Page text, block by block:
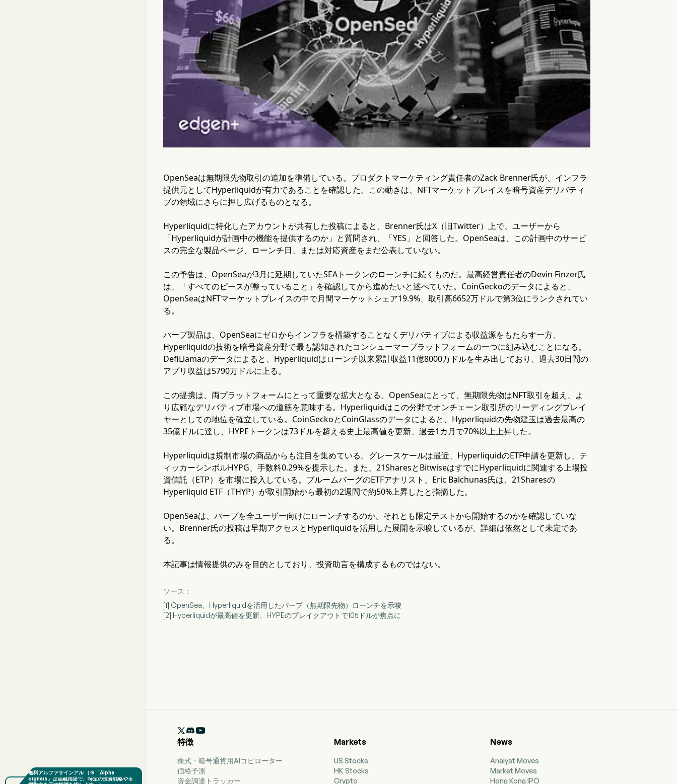
OpenSeaは無期限先物取引の追加を準備している。プロダクトマーケティング責任者のZack Brenner氏が、インフラ
提供元としてHyperliquidが有力であることを確認した。この動きは、NFTマーケットプレイスを暗号資産デリバティ
ブの領域にさらに押し広げるものとなる。
Hyperliquidに特化したアカウントが共有した投稿によると、Brenner氏はX（旧Twitter）上で、ユーザーから
「Hyperliquidが計画中の機能を提供するのか」と質問され、「YES」と回答した。OpenSeaは、この計画中のサービ
スの完全な製品ページ、ローンチ日、または対応資産をまだ公表していない。
この予告は、OpenSeaが3月に延期していたSEAトークンのローンチに続くものだ。最高経営責任者のDevin Finzer氏
は、「すべてのピースが整っていること」を確認してから進めたいと述べていた。CoinGeckoのデータによると、
OpenSeaはNFTマーケットプレイスの中で月間マーケットシェア19.9%、取引高6652万ドルで第3位にランクされてい
る。
パープ製品は、OpenSeaにゼロからインフラを構築することなくデリバティブによる収益源をもたらす一方、
Hyperliquidの技術を暗号資産分野で最も認知されたコンシューマープラットフォームの一つに組み込むことになる。
DefiLlamaのデータによると、Hyperliquidはローンチ以来累計収益11億8000万ドルを生み出しており、過去30日間の
アプリ収益は5790万ドルに上る。
この提携は、両プラットフォームにとって重要な拡大となる。OpenSeaにとって、無期限先物はNFT取引を超え、よ
り広範なデリバティブ市場への道筋を意味する。Hyperliquidはこの分野でオンチェーン取引所のリーディングプレイ
ヤーとしての地位を確立している。CoinGeckoとCoinGlassのデータによると、Hyperliquidの先物建玉は過去最高の
35億ドルに達し、HYPEトークンは73ドルを超える史上最高値を更新、過去1カ月で70%以上上昇した。
Hyperliquidは規制市場の商品からも注目を集めている。グレースケールは最近、HyperliquidのETF申請を更新し、テ
ィッカーシンボルHYPG、手数料0.29%を提示した。また、21SharesとBitwiseはすでにHyperliquidに関連する上場投
資信託（ETP）を市場に投入している。ブルームバーグのETFアナリスト、Eric Balchunas氏は、21Sharesの
Hyperliquid ETF（THYP）が取引開始から最初の2週間で約50%上昇したと指摘した。
OpenSeaは、パープを全ユーザー向けにローンチするのか、それとも限定テストから開始するのかを確認していな
い。Brenner氏の投稿は早期アクセスとHyperliquidを活用した展開を示唆しているが、詳細は依然として未定であ
る。
本記事は情報提供のみを目的としており、投資助言を構成するものではない。
ソース：
[1] OpenSea、Hyperliquidを活用したパープ（無期限先物）ローンチを示唆
[2] Hyperliquidが最高値を更新、HYPEのブレイクアウトで105ドルが焦点に

特徴
株式・暗号通貨用AIコピローター
価格予測
資金調達トラッカー
Markets
US Stocks
HK Stocks
Crypto
News
Analyst Moves
Market Moves
Hong Kong IPO